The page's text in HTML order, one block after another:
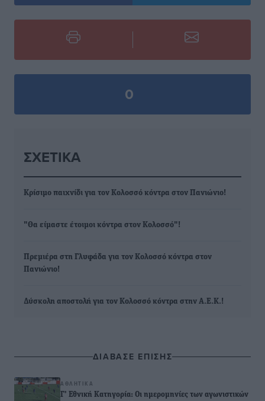
0
ΣΧΕΤΙΚΆ
Κρίσιμο παιχνίδι για τον Κολοσσό κόντρα στον Πανιώνιο!
"Θα είμαστε έτοιμοι κόντρα στον Κολοσσό"!
Πρεμιέρα στη Γλυφάδα για τον Κολοσσό κόντρα στον
Πανιώνιο!
Δύσκολη αποστολή για τον Κολοσσό κόντρα στην Α.Ε.Κ.!
ΔΙΑΒΑΣΕ ΕΠΙΣΗΣ
ΑΘΛΗΤΙΚΆ
Γ’ Εθνική Κατηγορία: Οι ημερομηνίες των αγωνιστικών